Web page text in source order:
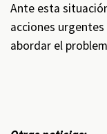
Ante esta
acciones
abordar el